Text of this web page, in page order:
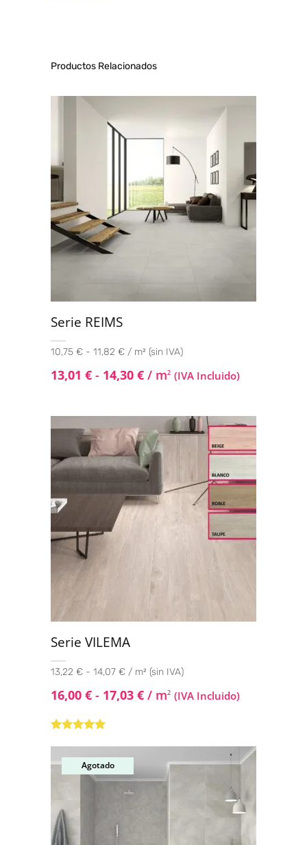
Productos Relacionados
Serie REIMS
10,75 € - 11,82 € / m² (sin IVA)
13,01 € - 14,30 € / m2 (IVA Incluido)
Serie VILEMA
13,22 € - 14,07 € / m² (sin IVA)
16,00 € - 17,03 € / m2 (IVA Incluido)
Agotado